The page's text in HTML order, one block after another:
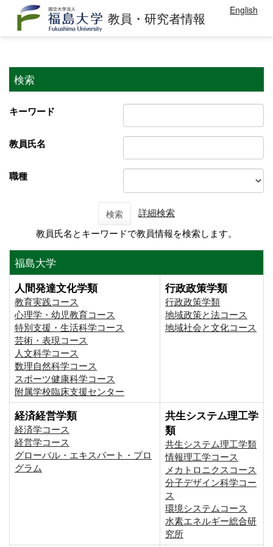
教員・研究者情報 English
検索
キーワード
教員氏名
職種
検索
詳細検索
教員氏名とキーワードで教員情報を検索します。
福島大学
人間発達文化学類
教育実践コース
心理学・幼児教育コース
特別支援・生活科学コース
芸術・表現コース
人文科学コース
数理自然科学コース
スポーツ健康科学コース
附属学校臨床支援センター
行政政策学類
行政政策学類
地域政策と法コース
地域社会と文化コース
経済経営学類
経済学コース
経営学コース
グローバル・エキスパート・プロ
グラム
共生システム理工学
類
共生システム理工学類
情報理工学コース
メカトロニクスコース
分子デザイン科学コー
ス
環境システムコース
⽔素エネルギー総合研
究所